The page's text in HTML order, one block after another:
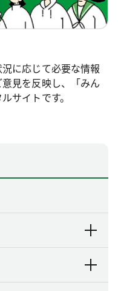
に応じて必要な情報
見を反映し、「みん
サイトです。